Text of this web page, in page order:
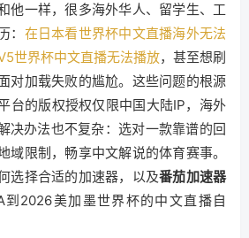
他一样，很多海外华人、留学生、工
： 在日本看世界杯中文直播海外无法
世界杯中文直播无法播放，甚至想刷
对加载失败的尴尬。这些问题的根源
的版权授权仅限中国大陆IP，海外
决办法也不复杂：选对一款靠谱的回
域限制，畅享中文解说的体育赛事。
选择合适的加速器，以及番茄加速器
到2026美加墨世界杯的中文直播自